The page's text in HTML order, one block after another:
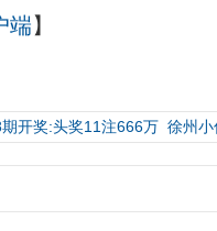
端】
开奖:头奖11注666万 徐州